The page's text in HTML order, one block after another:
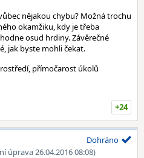
nějakou chybu? Možná trochu
okamžiku, kdy je třeba
osud hrdiny. Závěrečné
jak byste mohli čekat.
přímočarost úkolů
+24
úprava 26.04.2016 08:08)
Dohráno